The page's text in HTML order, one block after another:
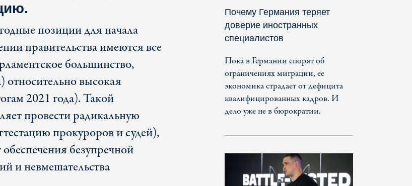
позиции для начала
правительства имеются все
большинство,
относительно высокая
2021 года). Такой
провести радикальную
прокуроров и судей),
обеспечения безупречной
и невмешательства
Почему Германия теряет
доверие иностранных
специалистов
Пока в Германии спорят об
ограничениях миграции, ее
экономика страдает от дефицита
квалифицированных кадров. И
дело уже не в бюрократии.